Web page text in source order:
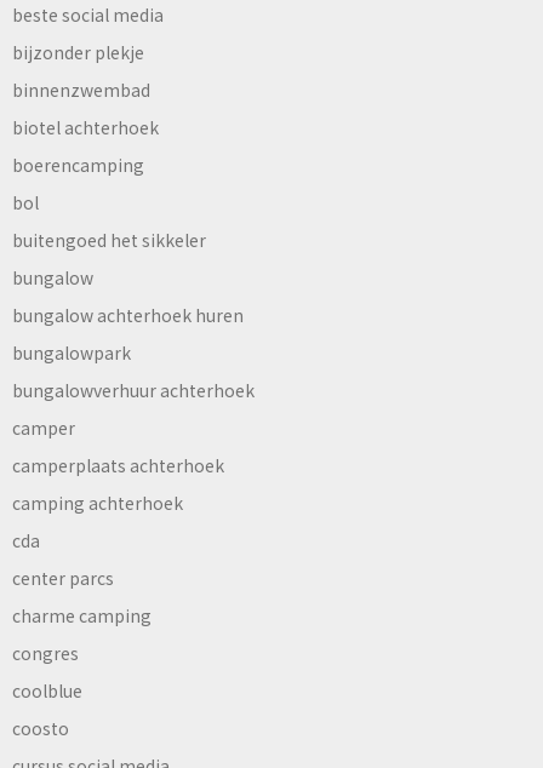
beste social media
bijzonder plekje
binnenzwembad
biotel achterhoek
boerencamping
bol
buitengoed het sikkeler
bungalow
bungalow achterhoek huren
bungalowpark
bungalowverhuur achterhoek
camper
camperplaats achterhoek
camping achterhoek
cda
center parcs
charme camping
congres
coolblue
coosto